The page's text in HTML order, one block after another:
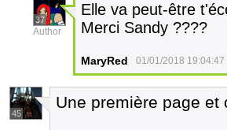
37
Author
Elle va peut-être
Merci Sandy ????
MaryRed 01/01/2018 19:04:47
45
Une première page